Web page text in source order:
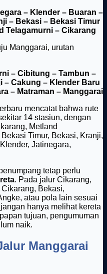
– Klender – Buaran –
– Bekasi – Bekasi Timur
Telagamurni – Cikarang
Manggarai, urutan
– Cibitung – Tambun –
– Cakung – Klender Baru
– Matraman – Manggarai
mencatat bahwa rute
14 stasiun, dengan
Metland
Timur, Bekasi, Kranji,
Jatinegara,
tetap perlu
. Pada jalur Cikarang,
Bekasi,
atau pola lain sesuai
hanya melihat kereta
tujuan, pengumuman
naik.
Manggarai